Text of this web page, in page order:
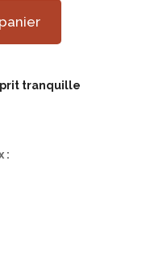
tranquille
: